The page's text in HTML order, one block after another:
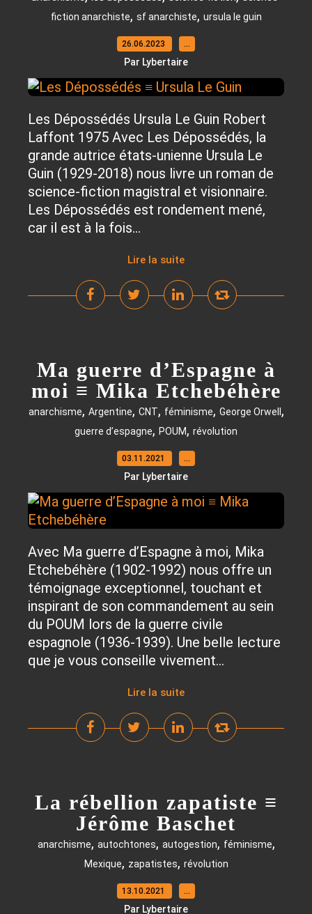
fiction anarchiste, sf anarchiste, ursula le guin
26.06.2023 …
Par Lybertaire
Les Dépossédés Ursula Le Guin Robert
Laffont 1975 Avec Les Dépossédés, la
grande autrice états-unienne Ursula Le
Guin (1929-2018) nous livre un roman de
science-fiction magistral et visionnaire.
Les Dépossédés est rondement mené,
car il est à la fois...
Lire la suite
Ma guerre d’Espagne à
moi ≡ Mika Etchebéhère
anarchisme, Argentine, CNT, féminisme, George Orwell ,
guerre d’espagne, POUM, révolution
03.11.2021 …
Par Lybertaire
Avec Ma guerre d’Espagne à moi, Mika
Etchebéhère (1902-1992) nous offre un
témoignage exceptionnel, touchant et
inspirant de son commandement au sein
du POUM lors de la guerre civile
espagnole (1936-1939). Une belle lecture
que je vous conseille vivement...
Lire la suite
La rébellion zapatiste ≡
Jérôme Baschet
anarchisme, autochtones, autogestion, féminisme,
Mexique, zapatistes, révolution
13.10.2021 …
Par Lybertaire